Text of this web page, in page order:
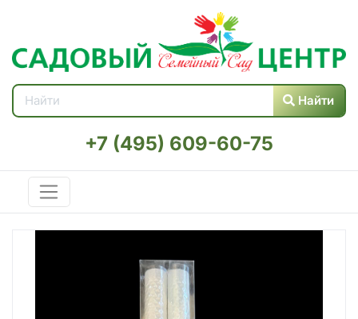
Найти
+7 (495) 609-60-75